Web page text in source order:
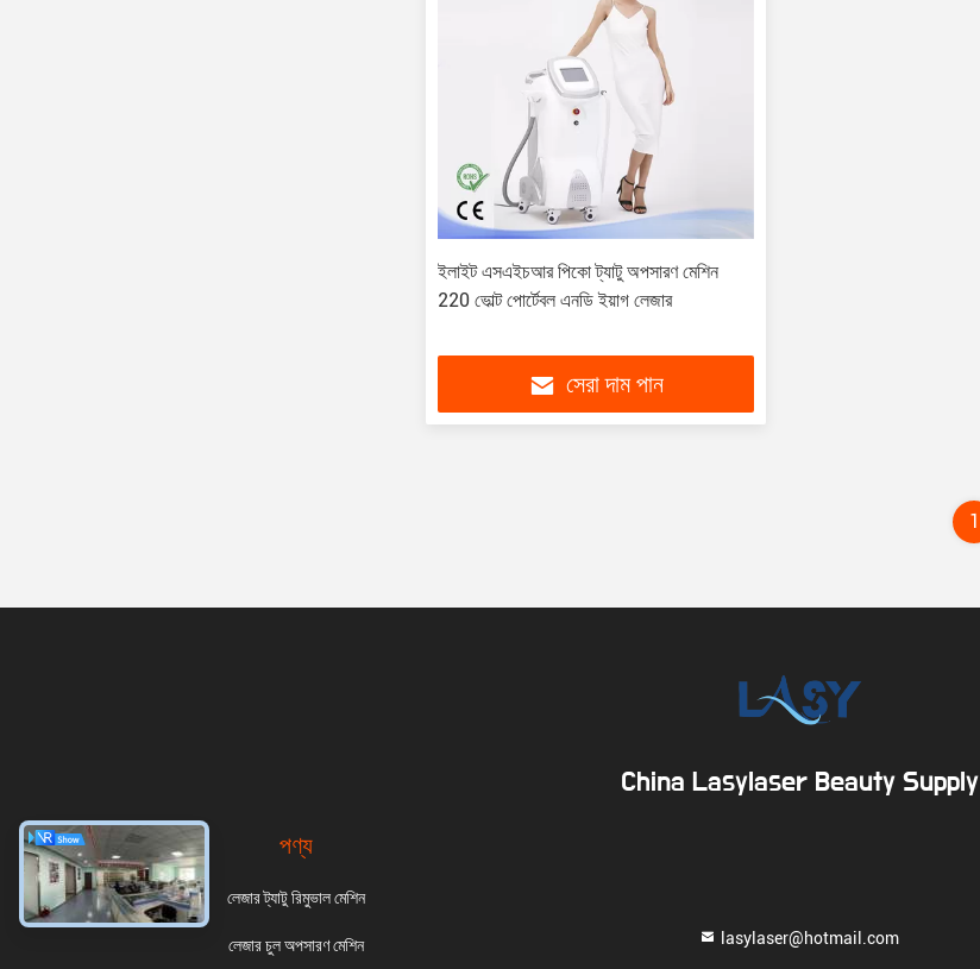
ইলাইট এসএইচআর পিকো ট্যাটু অপসারণ মেশিন
220 ভোল্ট পোর্টেবল এনডি ইয়াগ লেজার
সেরা দাম পান
1
China Lasylaser Beauty Supply
পণ্য
লেজার ট্যাটু রিমুভাল মেশিন
লেজার চুল অপসারণ মেশিন lasylaser@hotmail.com